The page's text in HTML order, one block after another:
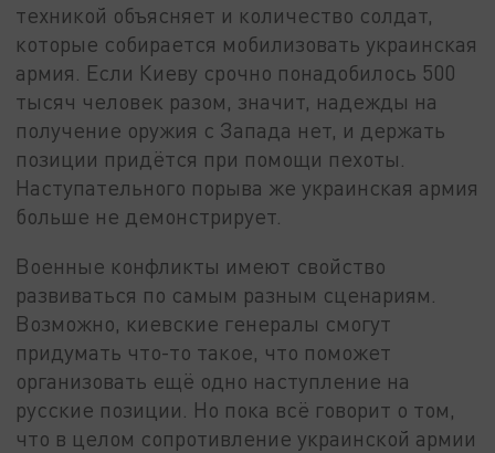
техникой объясняет и количество солдат,
которые собирается мобилизовать украинская
армия. Если Киеву срочно понадобилось 500
тысяч человек разом, значит, надежды на
получение оружия с Запада нет, и держать
позиции придётся при помощи пехоты.
Наступательного порыва же украинская армия
больше не демонстрирует.
Военные конфликты имеют свойство
развиваться по самым разным сценариям.
Возможно, киевские генералы смогут
придумать что-то такое, что поможет
организовать ещё одно наступление на
русские позиции. Но пока всё говорит о том,
что в целом сопротивление украинской армии